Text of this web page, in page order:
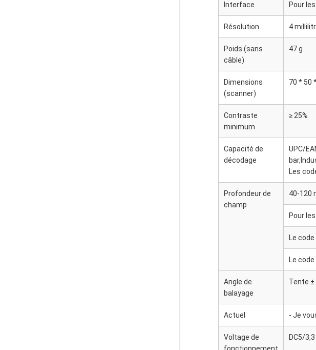
Interface Pour
Résolution 4
Poids (sans
câble)
47 g
Dimensions
(scanner)
70 * 50
Contraste
minimum
≥ 25%
Capacité de
décodage
UPC/
Les
Profondeur de
champ
40-120
Pour
Le
Le
Angle de
balayage
Tente ±
Actuel - Je
Voltage de
DC5/